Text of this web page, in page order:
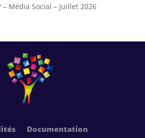
Média Social – Juillet 2026
Documentation